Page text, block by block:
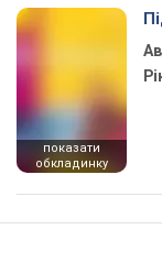
показати
обкладинку